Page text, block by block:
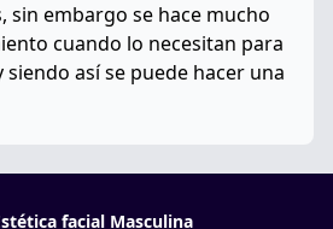
sin embargo se hace mucho
cuando lo necesitan para
así se puede hacer una
facial Masculina